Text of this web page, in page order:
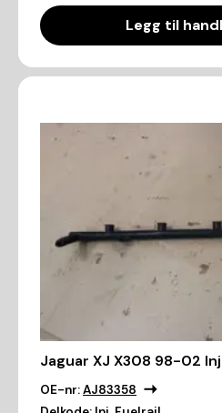
Legg til
Jaguar XJ X308 98-02
OE-nr:AJ83358